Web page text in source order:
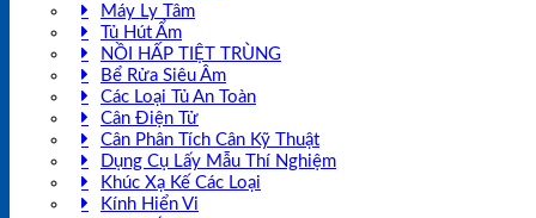
Máy Ly Tâm
Tủ Hút Ẩm
NỒI HẤP TIỆT TRÙNG
Bể Rửa Siêu Âm
Các Loại Tủ An Toàn
Cân Điện Tử
Cân Phân Tích Cân Kỹ Thuật
Dụng Cụ Lấy Mẫu Thí Nghiệm
Khúc Xạ Kế Các Loại
Kính Hiển Vi